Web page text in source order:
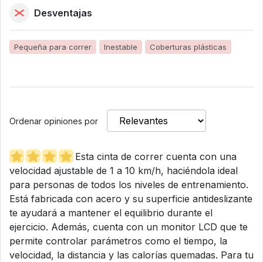
Desventajas
Pequeña para correr Inestable Coberturas plásticas
Ordenar opiniones por
Esta cinta de correr cuenta con una
velocidad ajustable de 1 a 10 km/h, haciéndola ideal
para personas de todos los niveles de entrenamiento.
Está fabricada con acero y su superficie antideslizante
te ayudará a mantener el equilibrio durante el
ejercicio. Además, cuenta con un monitor LCD que te
permite controlar parámetros como el tiempo, la
velocidad, la distancia y las calorías quemadas. Para tu